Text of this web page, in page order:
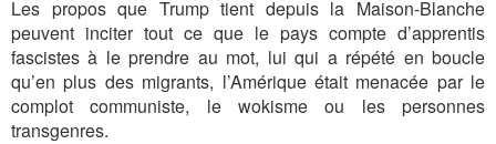
Les propos que Trump tient depuis la Maison-Blanche
peuvent inciter tout ce que le pays compte d’apprentis
fascistes à le prendre au mot, lui qui a répété en boucle
qu’en plus des migrants, l’Amérique était menacée par le
complot communiste, le wokisme ou les personnes
transgenres.